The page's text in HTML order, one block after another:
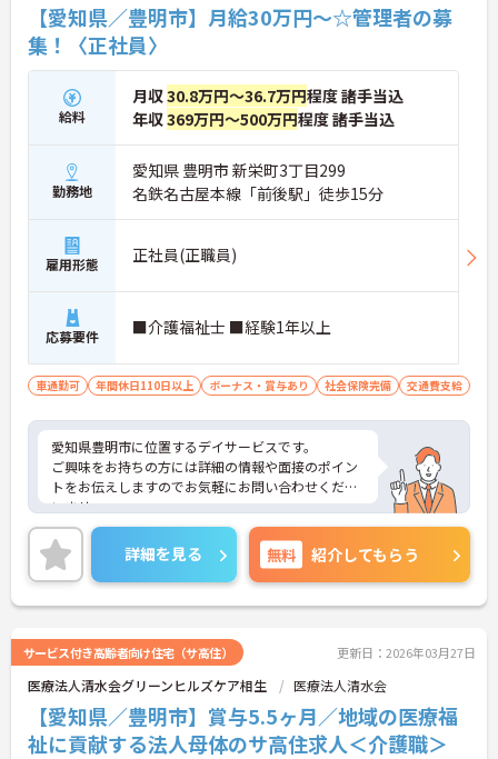
【愛知県／豊明市】月給30万円～☆管理者の募
集！〈正社員〉
給料
月収30.8万円～36.7万円程度 諸手当込
年収369万円～500万円程度 諸手当込
勤務地
愛知県 豊明市 新栄町3丁目299
名鉄名古屋本線「前後駅」徒歩15分
雇用形態 正社員(正職員)
応募要件 ■介護福祉士 ■経験1年以上
車通勤可 年間休日110日以上 ボーナス・賞与あり 社会保険完備 交通費支給
愛知県豊明市に位置するデイサービスです。
ご興味をお持ちの方には詳細の情報や面接のポイン
トをお伝えしますのでお気軽にお問い合わせくださ
いませ。
詳細を見る 無料 紹介してもらう
サービス付き高齢者向け住宅（サ高住） 更新日：2026年03月27日
医療法人清水会グリーンヒルズケア相生 医療法人清水会
【愛知県／豊明市】賞与5.5ヶ月／地域の医療福
祉に貢献する法人母体のサ高住求人＜介護職＞